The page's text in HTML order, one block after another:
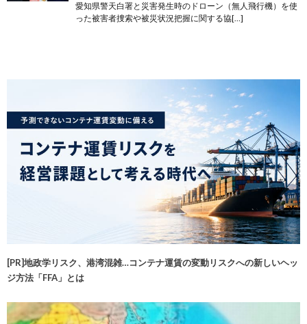
愛知県警天白署と災害発生時のドローン（無人飛行機）を使
った被害者捜索や被災状況把握に関する協[…]
[PR]地政学リスク、港湾混雑…コンテナ運賃の変動リスクへの新しいヘッ
ジ方法「FFA」とは